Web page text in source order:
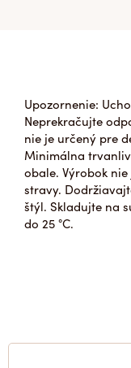
Upozornenie:
Neprekračujte
nie je určený pre
Minimálna
obale. Výrobok
stravy.
štýl. Skladujte na
do 25 °C.